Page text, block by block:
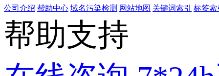
公司介绍 帮助中心 域名污染检测 网站地图 关键词索引 标签索
帮助支持